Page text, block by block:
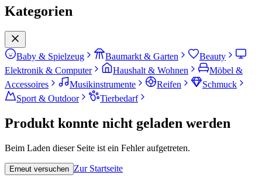
Kategorien
Baby & Spielzeug Baumarkt & Garten
Beauty
Elektronik & Computer
Haushalt & Wohnen
Möbel &
Accessoires
Musikinstrumente Reifen
Schmuck
Sport & Outdoor
Tierbedarf
Produkt konnte nicht geladen werden
Beim Laden dieser Seite ist ein Fehler aufgetreten.
Erneut versuchen Zur Startseite